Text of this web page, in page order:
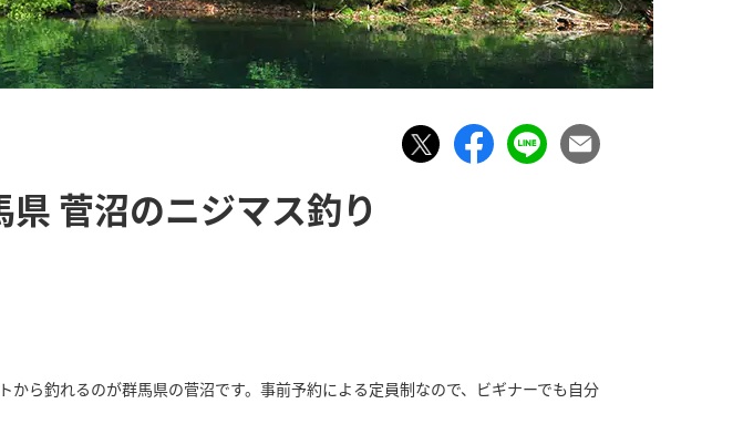
菅沼のニジマス釣り
ら釣れるのが群馬県の菅沼です。事前予約による定員制なので、ビギナーでも自分